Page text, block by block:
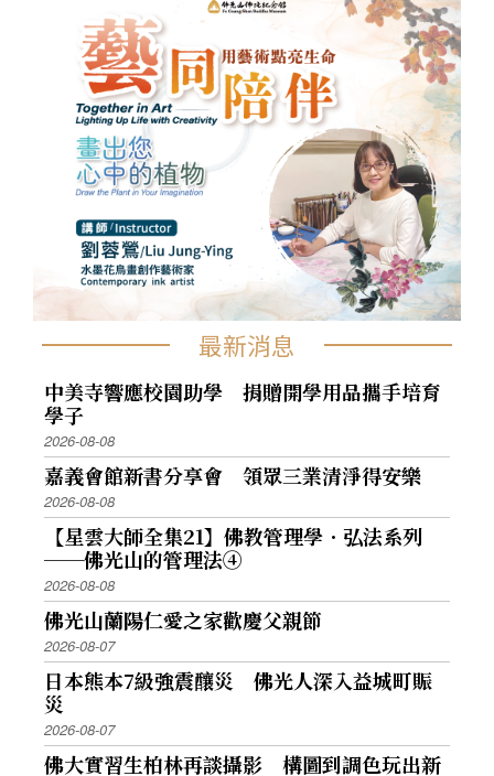
最新消息
中美寺響應校園助學 捐贈開學用品攜手培育
學子
2026-08-08
嘉義會館新書分享會 領眾三業清淨得安樂
2026-08-08
【星雲大師全集21】佛教管理學．弘法系列
──佛光山的管理法④
2026-08-08
佛光山蘭陽仁愛之家歡慶父親節
2026-08-07
日本熊本7級強震釀災 佛光人深入益城町賑
災
2026-08-07
佛大實習生柏林再談攝影 構圖到調色玩出新